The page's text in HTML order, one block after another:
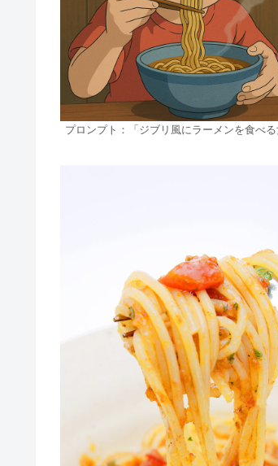
プロンプト：「ジブリ風にラーメンを食べ